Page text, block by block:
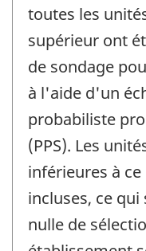
toutes les
supérieur ont
de sondage
à l'aide d'un
probabiliste
(PPS). Les
inférieures à
incluses, ce
nulle de